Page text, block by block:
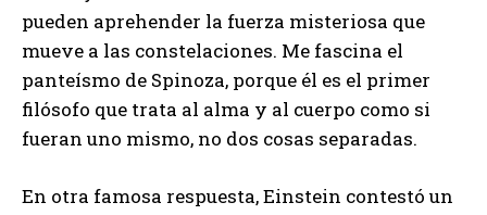
pueden aprehender la fuerza misteriosa que
mueve a las constelaciones. Me fascina el
panteísmo de Spinoza, porque él es el primer
filósofo que trata al alma y al cuerpo como si
fueran uno mismo, no dos cosas separadas.
En otra famosa respuesta, Einstein contestó un